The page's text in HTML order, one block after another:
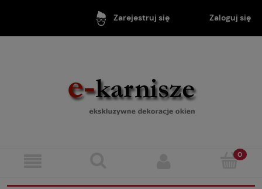
Zarejestruj się Zaloguj się